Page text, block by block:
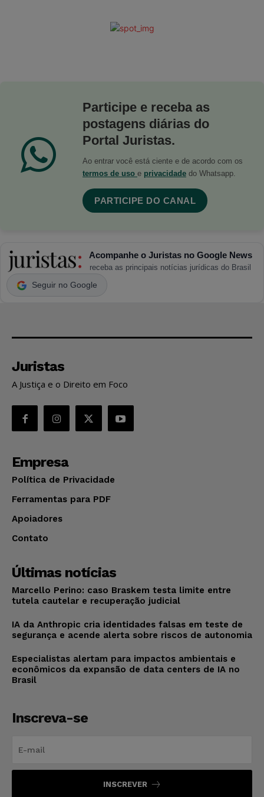
Participe e receba as
postagens diárias do
Portal Juristas.
Ao entrar você está ciente e de acordo com os
termos de uso e privacidade do Whatsapp.
PARTICIPE DO CANAL
Acompanhe o Juristas no Google News
receba as principais notícias jurídicas do Brasil
Seguir no Google
Juristas
A Justiça e o Direito em Foco
Empresa
Política de Privacidade
Ferramentas para PDF
Apoiadores
Contato
Últimas notícias
Marcello Perino: caso Braskem testa limite entre
tutela cautelar e recuperação judicial
IA da Anthropic cria identidades falsas em teste de
segurança e acende alerta sobre riscos de autonomia
Especialistas alertam para impactos ambientais e
econômicos da expansão de data centers de IA no
Brasil
Inscreva-se
INSCREVER